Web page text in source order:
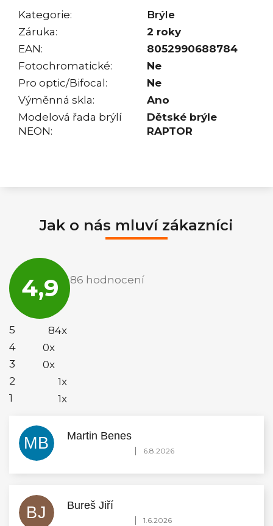
Kategorie:
Brýle
Záruka:
2 roky
EAN:
8052990688784
Fotochromatické:
Ne
Pro optic/Bifocal:
Ne
Výměnná skla:
Ano
Modelová řada brýlí
NEON:
Dětské brýle
RAPTOR
Jak o nás mluví zákazníci
4,9
obchodu
je
86 hodnocení
5
84x
4
0x
3
0x
2
1x
1
1x
MB Martin Benes
Hodnocení obchodu je 5 z 5 hvězdiček.
| 6.8.2026
BJ Bureš Jiří
Hodnocení obchodu je 5 z 5 hvězdiček.
| 1.6.2026